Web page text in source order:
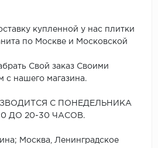
купленной у нас плитки
по Москве и Московской
Свой заказ Своими
с нашего магазина.
С ПОНЕДЕЛЬНИКА
ДО 20-30 ЧАСОВ.
Москва, Ленинградское